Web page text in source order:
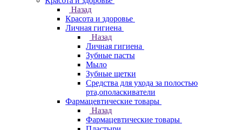
Назад
Красота и здоровье
Личная гигиена
Назад
Личная гигиена
Зубные пасты
Мыло
Зубные щетки
Средства для ухода за полостью
рта,ополаскиватели
Фармацевтические товары
Назад
Фармацевтические товары